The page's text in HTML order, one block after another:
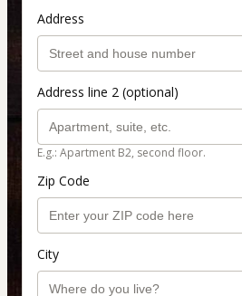
Address
Address line 2 (optional)
E.g.: Apartment B2, second floor.
Zip Code
City